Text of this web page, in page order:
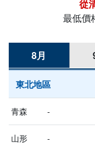
最低價
8月
東北地區
青森 -
山形 -